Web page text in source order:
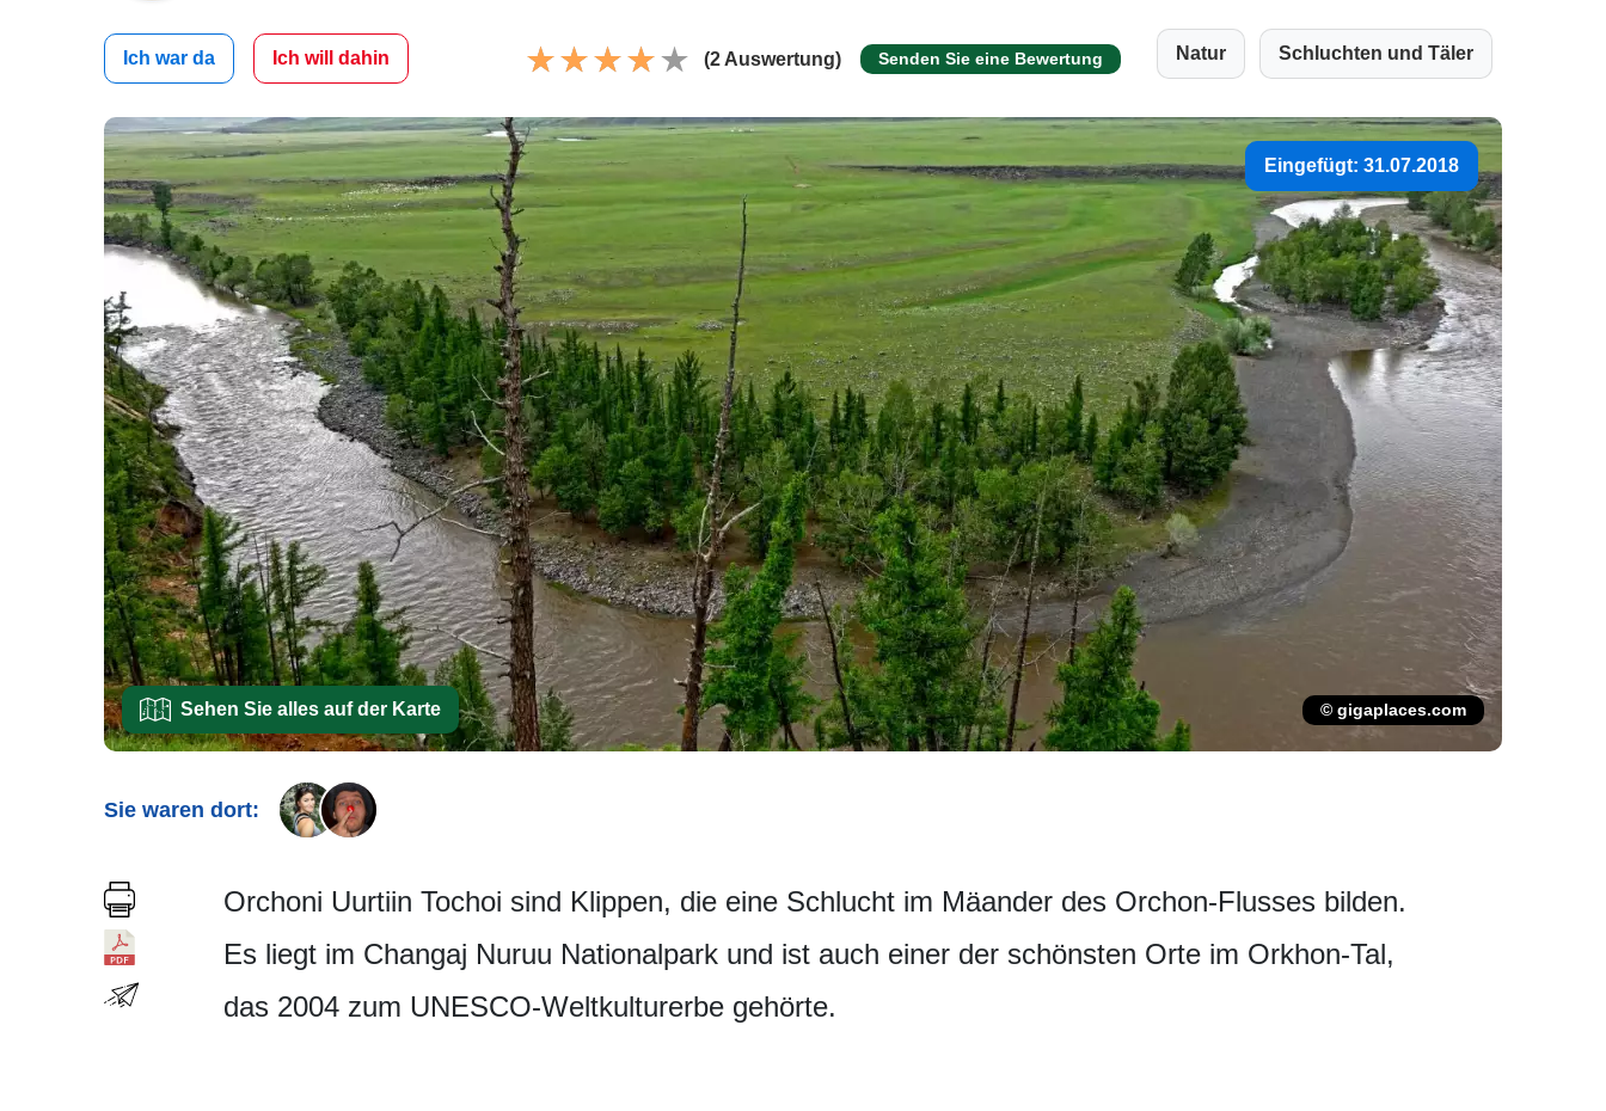
Ich war da Ich will dahin (2 Auswertung) Senden Sie eine Bewertung Natur Schluchten und Täler
Eingefügt: 31.07.2018
Sehen Sie alles auf der Karte © gigaplaces.com
Sie waren dort:
Orchoni Uurtiin Tochoi sind Klippen, die eine Schlucht im Mäander des Orchon-Flusses bilden.
Es liegt im Changaj Nuruu Nationalpark und ist auch einer der schönsten Orte im Orkhon-Tal,
das 2004 zum UNESCO-Weltkulturerbe gehörte.